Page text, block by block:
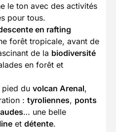
le ton avec des activités
pour tous.
en rafting
forêt tropicale, avant de
de la biodiversité
en forêt et
pied du volcan Arenal,
: tyroliennes, ponts
… une belle
et détente.